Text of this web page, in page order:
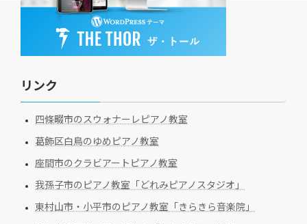
リンク
四條畷市のスウォナーレピアノ教室
葛飾区白鳥のゆめピアノ教室
座間市のクラビアートピアノ教室
我孫子市のピアノ教室「どれみピアノスタジオ」
東村山市・小平市のピアノ教室「きらきら音楽院」